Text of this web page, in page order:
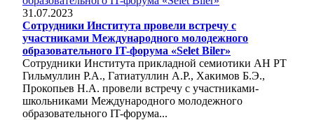
31.07.2023
Сотрудники Института провели встречу с
участниками Международного молодежного
образовательного IT-форума «Selet Biler»
Сотрудники Института прикладной семиотики АН РТ
Гильмуллин Р.А., Гатиатуллин А.Р., Хакимов Б.Э.,
Прокопьев Н.А. провели встречу с участниками-
школьниками Международного молодежного
образовательного IT-форума...